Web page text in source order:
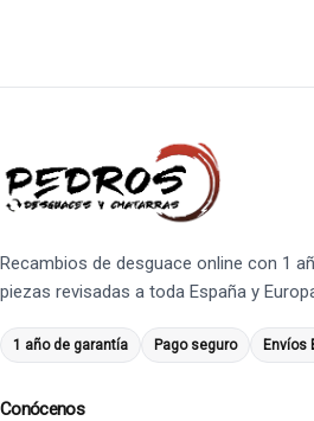
Recambios de desguace online con 1
piezas revisadas a toda España y
1 año de garantía Pago seguro Envíos
Conócenos